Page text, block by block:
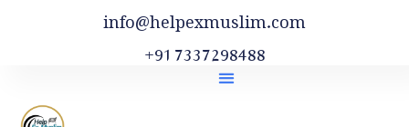
info@helpexmuslim.com
+91 7337298488